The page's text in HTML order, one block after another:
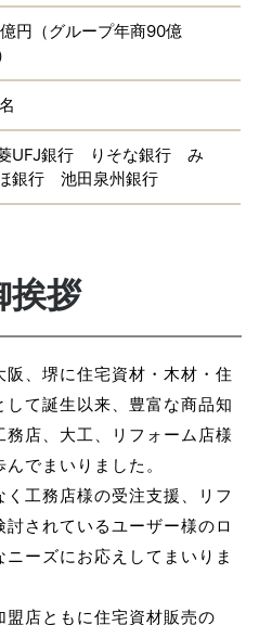
円（グループ年商90億
UFJ銀行 りそな銀行 み
銀行 池田泉州銀行
挨拶
阪、堺に住宅資材・木材・住
て誕生以来、豊富な商品知
店、大工、リフォーム店様
でまいりました。
工務店様の受注支援、リフ
されているユーザー様のロ
ーズにお応えしてまいりま
店ともに住宅資材販売の